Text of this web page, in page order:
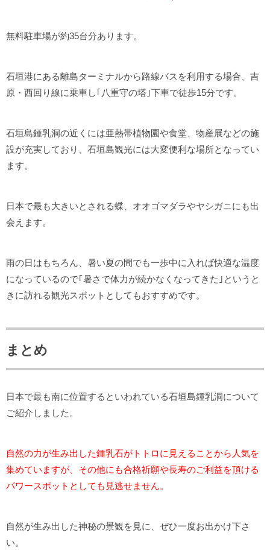
無料駐車場が約35台分あります。
石垣港にある離島ターミナルから路線バスを利用する場合、吉
原・西回り線に乗車し｢八重守の塔｣下車で徒歩15分です。
石垣島鍾乳洞の近くには亜熱帯植物園や食堂、物産展などの施
設が充実しており、石垣島観光には大変便利な場所となってい
ます。
日本で最も大きいとされる蝶、オオゴマダラやヤシガニにも出
会えます。
雨の日はもちろん、暑い夏の間でも一歩中に入れば快適な温度
になっているので｢暑さで体力が続かなくなってきた｣というと
きに訪れる観光スポットとしてもおすすめです。
まとめ
日本で最も南に位置するといわれている石垣島鍾乳洞について
ご紹介しました。
自然の力が生み出した鍾乳石がトトロに見えることから人気を
集めていますが、その他にも合格祈願や長寿のご利益を頂ける
パワースポットとしても見逃せません。
自然が生み出した神秘の景観を見に、ぜひ一度お出かけ下さ
い。